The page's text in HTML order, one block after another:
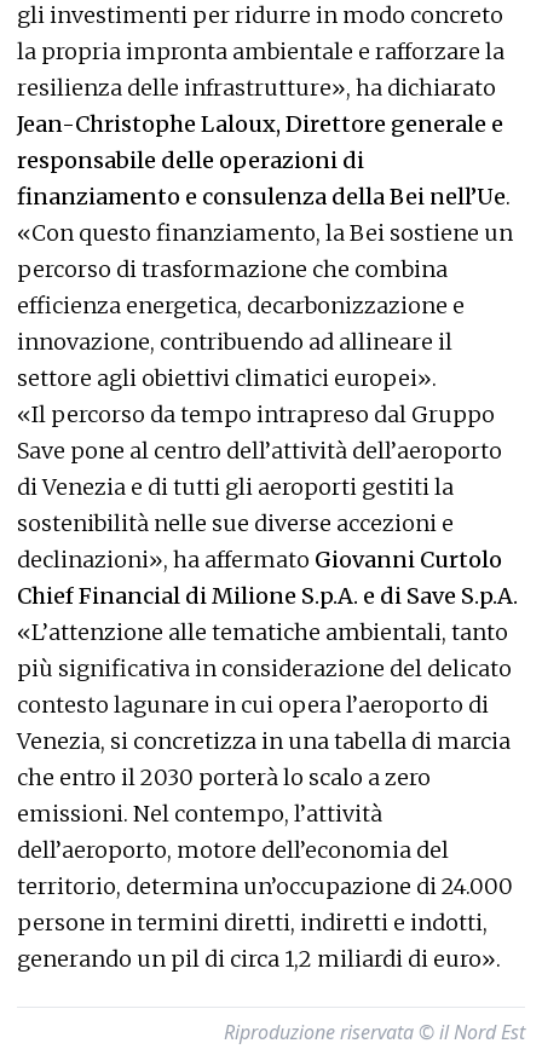
gli investimenti per ridurre in modo concreto
la propria impronta ambientale e rafforzare la
resilienza delle infrastrutture», ha dichiarato
Jean-Christophe Laloux, Direttore generale e
responsabile delle operazioni di
finanziamento e consulenza della Bei nell’Ue.
«Con questo finanziamento, la Bei sostiene un
percorso di trasformazione che combina
efficienza energetica, decarbonizzazione e
innovazione, contribuendo ad allineare il
settore agli obiettivi climatici europei».
«Il percorso da tempo intrapreso dal Gruppo
Save pone al centro dell’attività dell’aeroporto
di Venezia e di tutti gli aeroporti gestiti la
sostenibilità nelle sue diverse accezioni e
declinazioni», ha affermato Giovanni Curtolo
Chief Financial di Milione S.p.A. e di Save S.p.A.
«L’attenzione alle tematiche ambientali, tanto
più significativa in considerazione del delicato
contesto lagunare in cui opera l’aeroporto di
Venezia, si concretizza in una tabella di marcia
che entro il 2030 porterà lo scalo a zero
emissioni. Nel contempo, l’attività
dell’aeroporto, motore dell’economia del
territorio, determina un’occupazione di 24.000
persone in termini diretti, indiretti e indotti,
generando un pil di circa 1,2 miliardi di euro».
Riproduzione riservata © il Nord Est